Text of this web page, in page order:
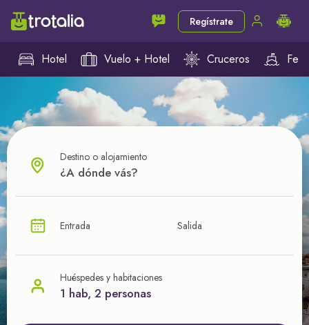
Regístrate
Hotel Vuelo + Hotel Cruceros
¿CUÁL VA A SER TU PRÓXIMO TROTE?
nuestras ofertas
Destino o alojamiento
Entrada Salida
Huéspedes y habitaciones
1 hab, 2 personas